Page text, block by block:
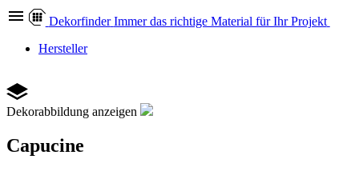
Dekorfinder Immer das richtige Material für Ihr Projekt
Hersteller
Dekorabbildung anzeigen
Capucine